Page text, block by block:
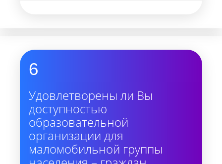
6
Удовлетворены ли Вы
доступностью
образовательной
организации для
маломобильной группы